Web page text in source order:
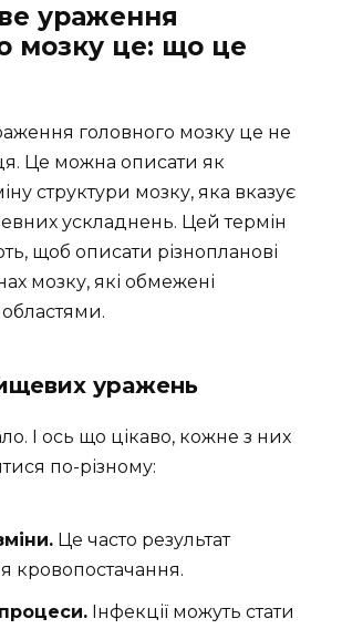
ураження
мозку це: що це
головного мозку це не
Це можна описати як
структури мозку, яка вказує
ускладнень. Цей термін
щоб описати різнопланові
мозку, які обмежені
уражень
І ось що цікаво, кожне з них
по-різному:
Це часто результат
кровопостачання.
Інфекції можуть стати